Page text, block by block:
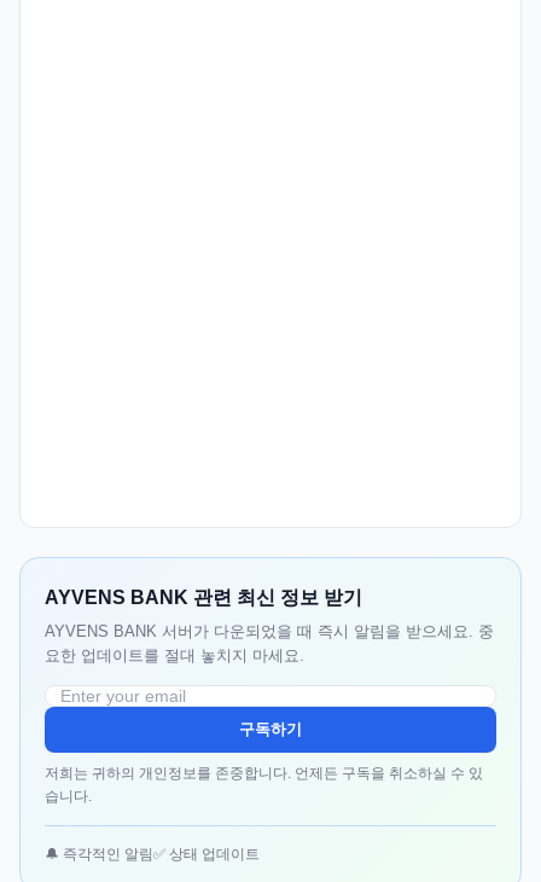
AYVENS BANK 관련 최신 정보 받기
AYVENS BANK 서버가 다운되었을 때 즉시 알림을 받으세요. 중
요한 업데이트를 절대 놓치지 마세요.
구독하기
저희는 귀하의 개인정보를 존중합니다. 언제든 구독을 취소하실 수 있
습니다.
🔔 즉각적인 알림✅ 상태 업데이트